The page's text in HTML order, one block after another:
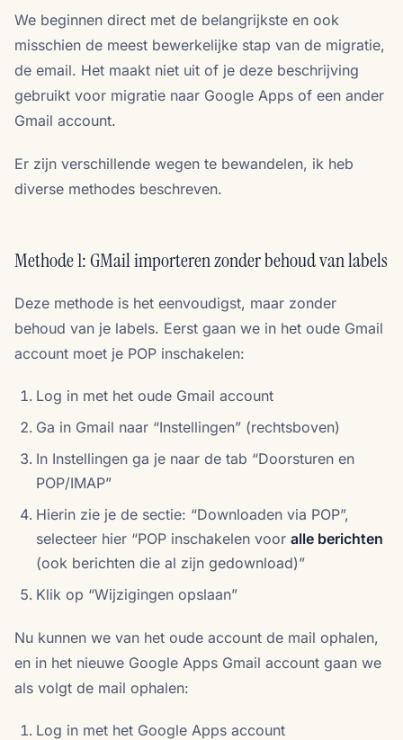
We beginnen direct met de belangrijkste en ook
misschien de meest bewerkelijke stap van de migratie,
de email. Het maakt niet uit of je deze beschrijving
gebruikt voor migratie naar Google Apps of een ander
Gmail account.
Er zijn verschillende wegen te bewandelen, ik heb
diverse methodes beschreven.
Methode 1: GMail importeren zonder behoud van labels
Deze methode is het eenvoudigst, maar zonder
behoud van je labels. Eerst gaan we in het oude Gmail
account moet je POP inschakelen:
Log in met het oude Gmail account
Ga in Gmail naar “Instellingen” (rechtsboven)
In Instellingen ga je naar de tab “Doorsturen en
POP/IMAP”
Hierin zie je de sectie: “Downloaden via POP”,
selecteer hier “POP inschakelen voor alle berichten
(ook berichten die al zijn gedownload)”
Klik op “Wijzigingen opslaan”
Nu kunnen we van het oude account de mail ophalen,
en in het nieuwe Google Apps Gmail account gaan we
als volgt de mail ophalen:
Log in met het Google Apps account